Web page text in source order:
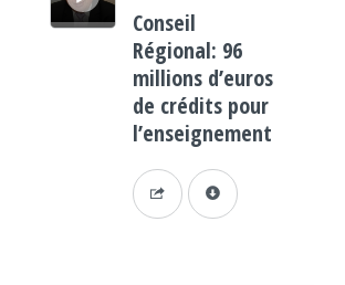
Conseil
Régional: 96
millions d’euros
de crédits pour
l’enseignement